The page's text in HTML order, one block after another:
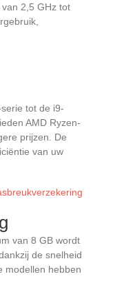
2,5 GHz tot
tot de i9-
AMD Ryzen-
prijzen. De
van uw
van 8 GB wordt
de snelheid
modellen hebben